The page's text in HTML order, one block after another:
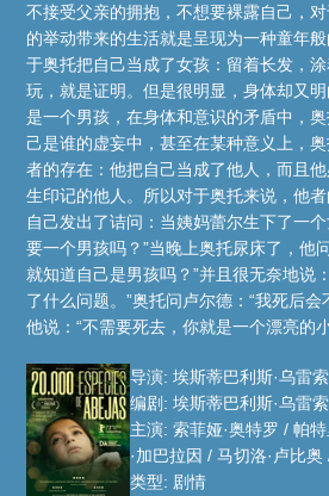
不接受父亲的拥抱，不想要裸露自己，
的举动带来的生活就是呈现为一种童年
于奥托把自己当成了女孩：留着长发，
玩，就是证明。但是很明显，身体却又
是一个男孩，在身体和意识的矛盾中，
己是谁的虚妄中，甚至在某种意义上，
者的存在：他把自己当成了他人，而且
生印记的他人。所以对于奥托来说，他
自己发出了诘问：当姨妈蕾尔生下了一
要一个男孩吗？”当晚上奥托尿床了，他
就知道自己是男孩吗？”并且很无奈地说
了什么问题。”奥托问卢尔德：“我死后
他说：“不需要死去，你就是一个漂亮的
导演: 埃斯蒂巴利斯·乌雷
编剧: 埃斯蒂巴利斯·乌雷
主演: 索菲娅·奥特罗 / 帕
·加巴拉因 / 马切洛·卢比
类型: 剧情